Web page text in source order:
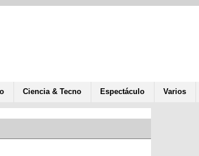
Ciencia & Tecno Espectáculo Varios